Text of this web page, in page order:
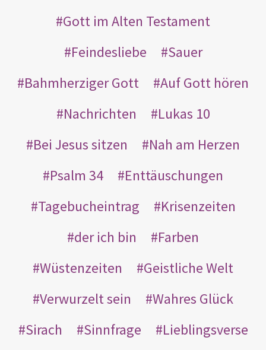
Gott im Alten Testament
Feindesliebe
Sauer
Bahmherziger Gott
Auf Gott hören
Nachrichten
Lukas 10
Bei Jesus sitzen
Nah am Herzen
Psalm 34
Enttäuschungen
Tagebucheintrag
Krisenzeiten
der ich bin
Farben
Wüstenzeiten
Geistliche Welt
Verwurzelt sein
Wahres Glück
Sirach
Sinnfrage
Lieblingsverse